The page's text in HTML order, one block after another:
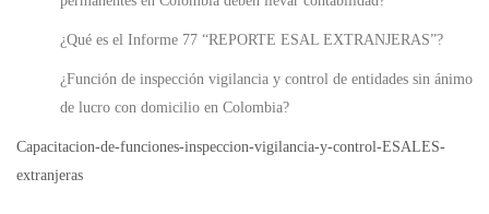
¿Qué es el Informe 77 “REPORTE ESAL EXTRANJERAS”?
¿Función de inspección vigilancia y control de entidades sin ánimo
de lucro con domicilio en Colombia?
Capacitacion-de-funciones-inspeccion-vigilancia-y-control-ESALES-
extranjeras